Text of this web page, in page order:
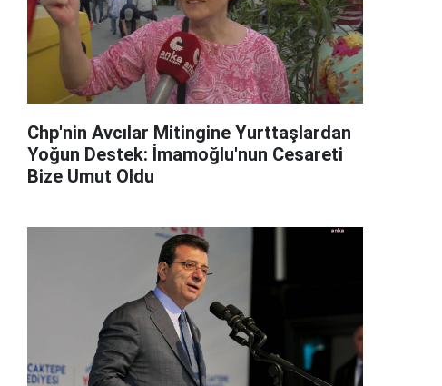
Chp'nin Avcılar Mitingine Yurttaşlardan
Yoğun Destek: İmamoğlu'nun Cesareti
Bize Umut Oldu